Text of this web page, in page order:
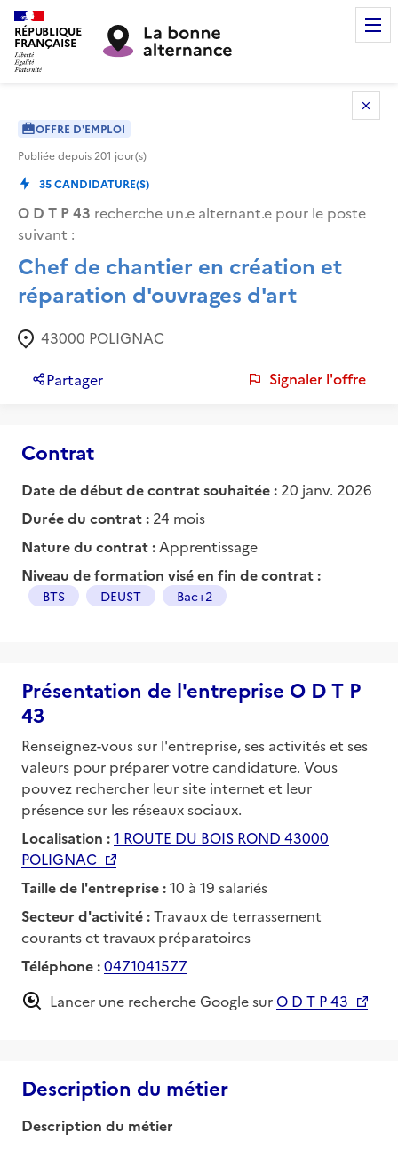
RÉPUBLIQUE
FRANÇAISE
OFFRE D'EMPLOI
Publiée depuis 201 jour(s)
35CANDIDATURE(S)
O D T P 43 recherche un.e alternant.e pour le poste
suivant :
Chef de chantier en création et
réparation d'ouvrages d'art
43000 POLIGNAC
Partager Signaler l'offre
Contrat
Date de début de contrat souhaitée : 20 janv. 2026
Durée du contrat : 24 mois
Nature du contrat : Apprentissage
Niveau de formation visé en fin de contrat :
BTS DEUST Bac+2
Présentation de l'entreprise O D T P
43
Renseignez-vous sur l'entreprise, ses activités et ses
valeurs pour préparer votre candidature. Vous
pouvez rechercher leur site internet et leur
présence sur les réseaux sociaux.
Localisation :1 ROUTE DU BOIS ROND 43000
POLIGNAC
Taille de l'entreprise :10 à 19 salariés
Secteur d'activité :Travaux de terrassement
courants et travaux préparatoires
Téléphone :0471041577
Lancer une recherche Google surO D T P 43
Description du métier
Description du métier